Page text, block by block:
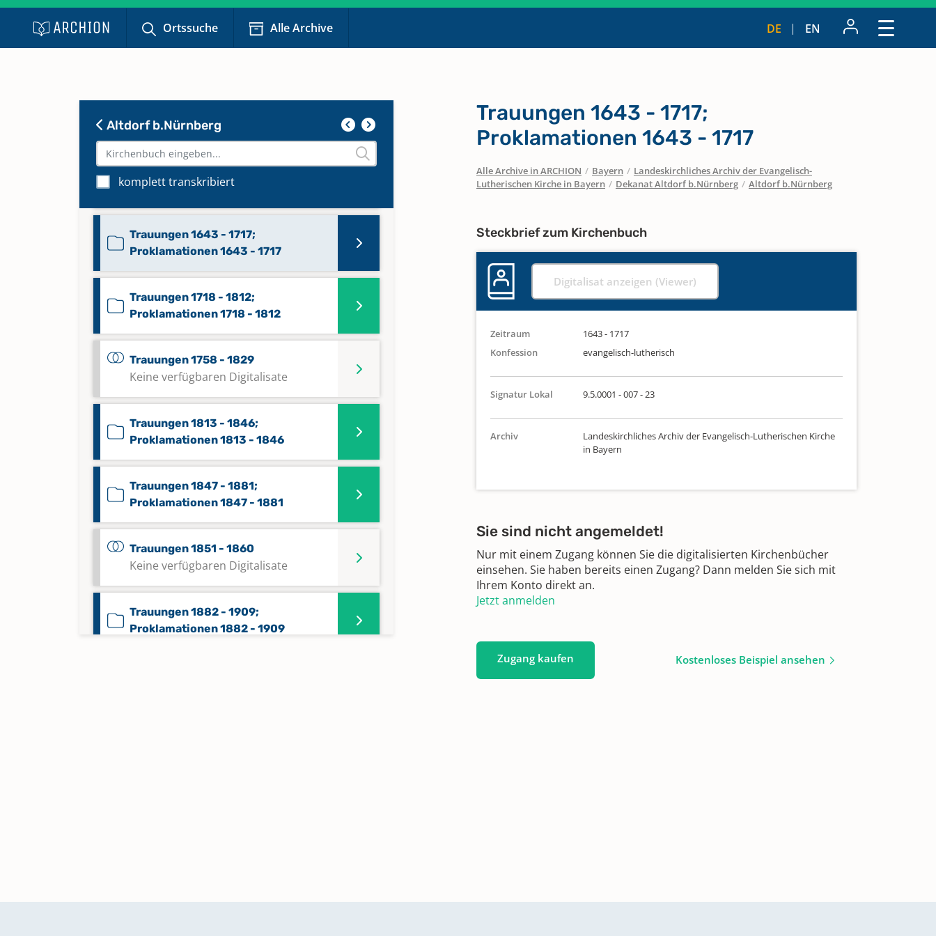
Ortssuche Alle Archive DE EN
Altdorf b.Nürnberg
komplett transkribiert
Totgeburten 1876 - 1950
Proklamationen 1563 - 1595
Proklamationen 1595 - 1642
Trauungen 1643 - 1717;
Proklamationen 1643 - 1717
Trauungen 1718 - 1812;
Proklamationen 1718 - 1812
Trauungen 1758 - 1829
Keine verfügbaren Digitalisate
Trauungen 1813 - 1846;
Proklamationen 1813 - 1846
Trauungen 1847 - 1881;
Proklamationen 1847 - 1881
Trauungen 1851 - 1860
Keine verfügbaren Digitalisate
Trauungen 1882 - 1909;
Proklamationen 1882 - 1909
Trauungen 1643 - 1717;
Proklamationen 1643 - 1717
Alle Archive in ARCHION / Bayern / Landeskirchliches Archiv der Evangelisch-
Lutherischen Kirche in Bayern / Dekanat Altdorf b.Nürnberg / Altdorf b.Nürnberg
Steckbrief zum Kirchenbuch
Digitalisat anzeigen (Viewer)
Zeitraum
1643 - 1717
Konfession
evangelisch-lutherisch
Signatur Lokal 9.5.0001 - 007 - 23
Archiv
Landeskirchliches Archiv der Evangelisch-Lutherischen Kirche
in Bayern
Sie sind nicht angemeldet!
Nur mit einem Zugang können Sie die digitalisierten Kirchenbücher
einsehen. Sie haben bereits einen Zugang? Dann melden Sie sich mit
Ihrem Konto direkt an.
Jetzt anmelden
Zugang kaufen Kostenloses Beispiel ansehen